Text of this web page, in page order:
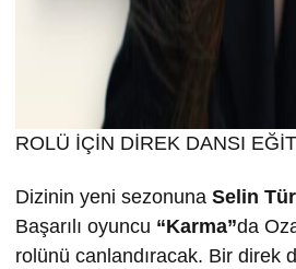
ROLÜ İÇİN DİREK DANSI
Dizinin yeni sezonuna Selin T
Başarılı oyuncu “Karma”da
rolünü canlandıracak. Bir direk